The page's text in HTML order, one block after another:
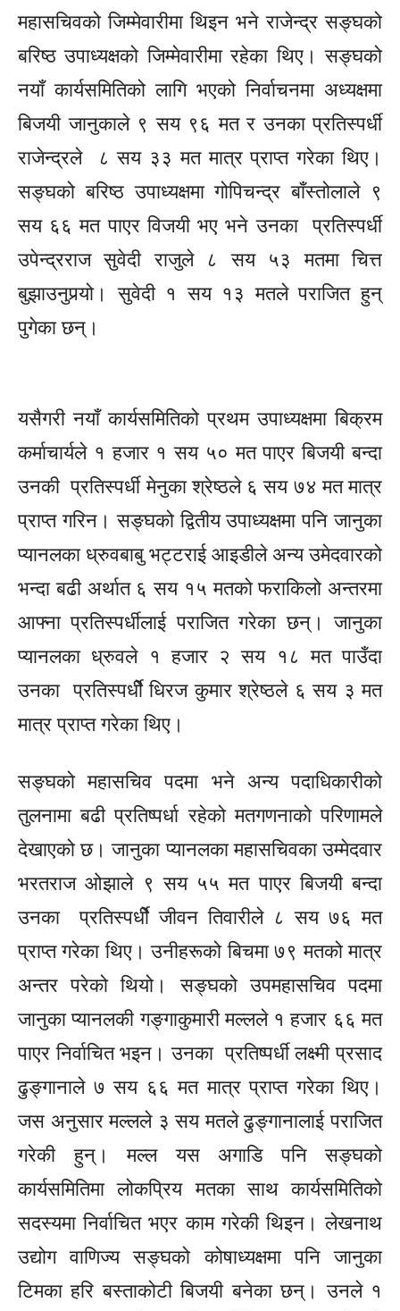
महासचिवकोजिम्मेवारीमाथिइन भने राजेन्द्रसङ्घको
बरिष्ठ उपाध्यक्षको जिम्मेवारीमा रहेका थिए।सङ्घको
नयाँ कार्यसमितिको लागि भएकोनिर्वाचनमाअध्यक्षमा
बिजयी जानुकाले ९ सय ९६ मत र उनकाप्रतिस्पर्धी
राजेन्द्रले ८ सय ३३ मत मात्र प्राप्त गरेका थिए।
सङ्घकोबरिष्ठ उपाध्यक्षमा गोपिचन्द्र बाँस्तोलाले ९
सय ६६ मत पाएर विजयी भए भने उनकाप्रतिस्पर्धी
उपेन्द्रराजसुवेदीराजुले ८ सय ५३ मतमा चित्त
बुझाउनुपर्‍यो।
सुवेदी१ सय १३ मतले पराजित हुन्
पुगेकाछन्।
यसैगरी नयाँ कार्यसमितिको प्रथम उपाध्यक्षमा बिक्रम
कर्माचार्यले १ हजार १ सय ५० मत पाएर बिजयी बन्दा
उनकीप्रतिस्पर्धीमेनुका श्रेष्ठले ६ सय ७४ मत मात्र
प्राप्त गरिन।सङ्घकोद्वितीय उपाध्यक्षमापनि जानुका
प्यानलका ध्रुवबाबु भट्टराई आइडीले अन्य उमेदवारको
भन्दा बढी अर्थात ६ सय १५ मतको फराकिलो अन्तरमा
आफ्नाप्रतिस्पर्धीलाईपराजित गरेकाछन्। जानुका
प्यानलका ध्रुवले१ हजार २ सय १८ मत पाउँदा
उनकाप्रतिस्पर्धीेधिरज कुमार श्रेष्ठले ६ सय ३ मत
मात्र प्राप्त गरेका थिए।
सङ्घको महासचिव पदमा भने अन्य पदाधिकारीको
तुलनामा बढी प्रतिष्पर्धा रहेको मतगणनाको परिणामले
देखाएको छ। जानुका प्यानलकामहासचिवका उम्मेदवार
भरतराज ओझाले ९ सय ५५ मत पाएर बिजयी बन्दा
उनकाप्रतिस्पर्धीे जीवन तिवारीले ८ सय ७६ मत
प्राप्त गरेका थिए।उनीहरूकोबिचमा ७९ मतको मात्र
अन्तर परेको थियो।सङ्घको उपमहासचिवपदमा
जानुका प्यानलकी गङ्गाकुमारी मल्लले १ हजार ६६ मत
पाएरनिर्वाचित भइन। उनकाप्रतिष्पर्धी लक्ष्मीप्रसाद
ढुङ्गानाले७ सय ६६ मत मात्र प्राप्त गरेका थिए।
जस अनुसार मल्लले ३ सय मतलेढुङ्गानालाईपराजित
गरेकी हुन्। मल्ल यस अगाडिपनिसङ्घको
कार्यसमितिमा लोकप्रिय मतकासाथकार्यसमितिको
सदस्यमानिर्वाचितभएर काम गरेकीथिइन। लेखनाथ
उद्योगवाणिज्य सङ्घकोकोषाध्यक्षमा पनि जानुका
टिमकाहरि बस्ताकोटीबिजयीबनेकाछन्। उनले १